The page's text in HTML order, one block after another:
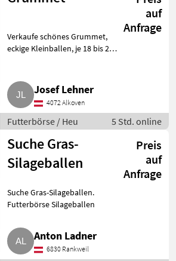
auf
Anfrage
Verkaufe schönes Grummet,
eckige Kleinballen, je 18 bis 20
Futterbörse Heu
Josef Lehner
4072 Alkoven
Futterbörse / Heu 5 Std. online
Suche Gras-
Silageballen
Preis
auf
Anfrage
Suche Gras-Silageballen.
Futterbörse Silageballen
Anton Ladner
6830 Rankweil